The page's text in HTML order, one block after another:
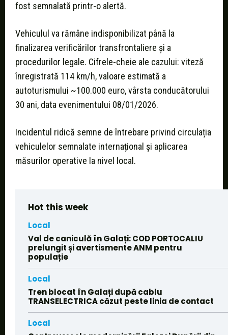
fost semnalată printr-o alertă.
Vehiculul va rămâne indisponibilizat până la
finalizarea verificărilor transfrontaliere și a
procedurilor legale. Cifrele-cheie ale cazului: viteză
înregistrată 114 km/h, valoare estimată a
autoturismului ~100.000 euro, vârsta conducătorului
30 ani, data evenimentului 08/01/2026.
Incidentul ridică semne de întrebare privind circulația
vehiculelor semnalate internațional și aplicarea
măsurilor operative la nivel local.
Hot this week
Local
Val de caniculă în Galați: COD PORTOCALIU
prelungit și avertismente ANM pentru
populație
Local
Tren blocat în Galați după cablu
TRANSELECTRICA căzut peste linia de contact
Local